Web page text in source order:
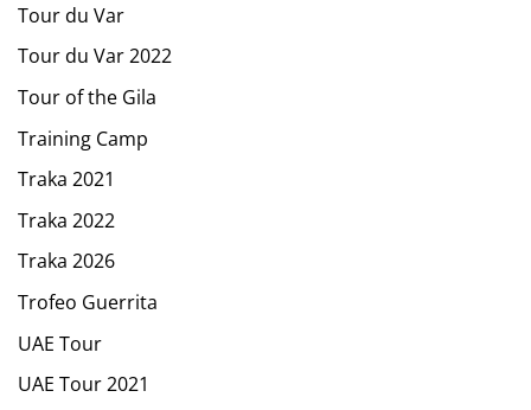
Tour du Var
Tour du Var 2022
Tour of the Gila
Training Camp
Traka 2021
Traka 2022
Traka 2026
Trofeo Guerrita
UAE Tour
UAE Tour 2021